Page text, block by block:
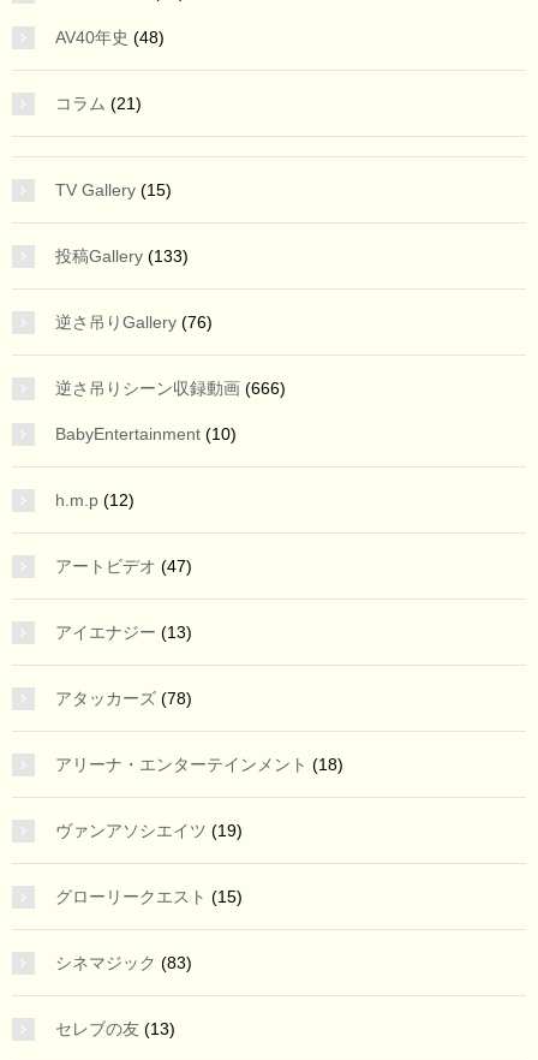
AV40年史 (48)
コラム (21)
TV Gallery (15)
投稿Gallery (133)
逆さ吊りGallery (76)
逆さ吊りシーン収録動画 (666)
BabyEntertainment (10)
h.m.p (12)
アートビデオ (47)
アイエナジー (13)
アタッカーズ (78)
アリーナ・エンターテインメント (18)
ヴァンアソシエイツ (19)
グローリークエスト (15)
シネマジック (83)
セレブの友 (13)